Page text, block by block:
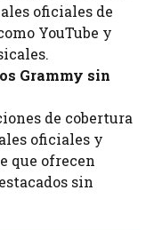
oficiales de
YouTube y
Grammy sin
de cobertura
oficiales y
que ofrecen
sin